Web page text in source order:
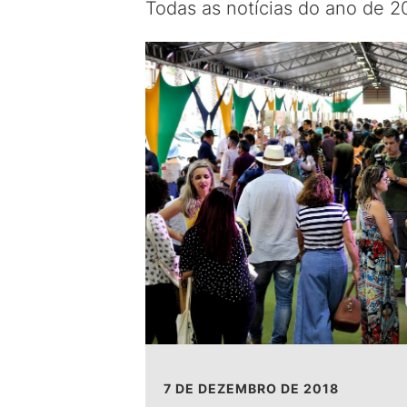
Todas as notícias do ano de
7 DE DEZEMBRO DE 2018